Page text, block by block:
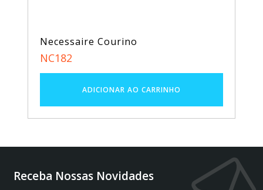
Necessaire Courino
NC182
Receba Nossas Novidades